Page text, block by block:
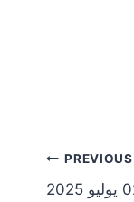
PREVIOUS